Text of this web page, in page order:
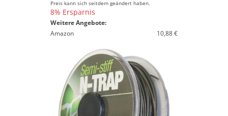
Preis kann sich seitdem geändert haben.
8% Ersparnis
Weitere Angebote:
Amazon
10,88 €